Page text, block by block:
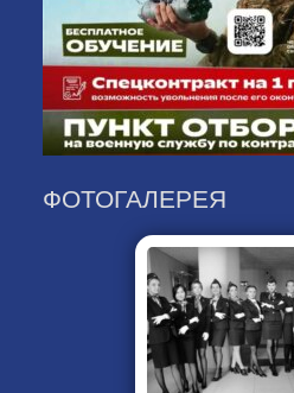
ФОТОГАЛЕРЕЯ